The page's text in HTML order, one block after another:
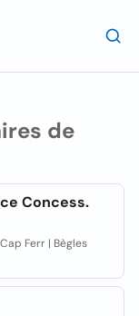
de
Concess.
Ferr | Bègles